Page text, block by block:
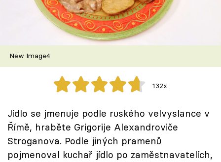
Škola vaření
Recepty z TV
Speciál: Cuketa
Těhotnej kuchař
Přihlášení
New Image4
132x
Jídlo se jmenuje podle ruského velvyslance v
Římě, hraběte Grigorije Alexandroviče
Stroganova. Podle jiných pramenů
pojmenoval kuchař jídlo po zaměstnavatelích,